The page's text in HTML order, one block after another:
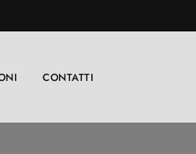
CONTATTI